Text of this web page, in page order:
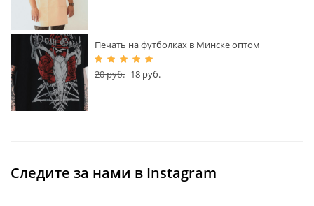
Печать на футболках в Минске оптом
20руб. 18 руб.
Следите за нами в Instagram